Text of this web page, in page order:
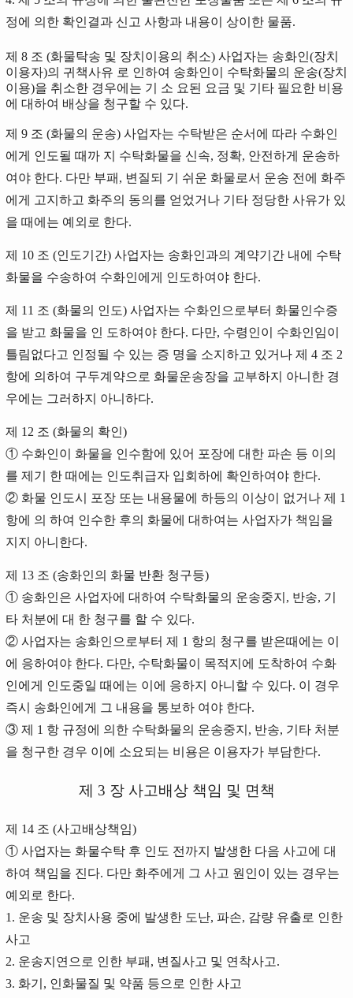
정에 의한 확인결과 신고 사항과 내용이 상이한 물품.
제 8 조 (화물탁송 및 장치이용의 취소) 사업자는 송화인(장치
이용자)의 귀책사유 로 인하여 송화인이 수탁화물의 운송(장치
이용)을 취소한 경우에는 기 소 요된 요금 및 기타 필요한 비용
에 대하여 배상을 청구할 수 있다.
제 9 조 (화물의 운송) 사업자는 수탁받은 순서에 따라 수화인
에게 인도될 때까 지 수탁화물을 신속, 정확, 안전하게 운송하
여야 한다. 다만 부패, 변질되 기 쉬운 화물로서 운송 전에 화주
에게 고지하고 화주의 동의를 얻었거나 기타 정당한 사유가 있
을 때에는 예외로 한다.
제 10 조 (인도기간) 사업자는 송화인과의 계약기간 내에 수탁
화물을 수송하여 수화인에게 인도하여야 한다.
제 11 조 (화물의 인도) 사업자는 수화인으로부터 화물인수증
을 받고 화물을 인 도하여야 한다. 다만, 수령인이 수화인임이
틀림없다고 인정될 수 있는 증 명을 소지하고 있거나 제 4 조 2
항에 의하여 구두계약으로 화물운송장을 교부하지 아니한 경
우에는 그러하지 아니하다.
제 12 조 (화물의 확인)
① 수화인이 화물을 인수함에 있어 포장에 대한 파손 등 이의
를 제기 한 때에는 인도취급자 입회하에 확인하여야 한다.
② 화물 인도시 포장 또는 내용물에 하등의 이상이 없거나 제 1
항에 의 하여 인수한 후의 화물에 대하여는 사업자가 책임을
지지 아니한다.
제 13 조 (송화인의 화물 반환 청구등)
① 송화인은 사업자에 대하여 수탁화물의 운송중지, 반송, 기
타 처분에 대 한 청구를 할 수 있다.
② 사업자는 송화인으로부터 제 1 항의 청구를 받은때에는 이
에 응하여야 한다. 다만, 수탁화물이 목적지에 도착하여 수화
인에게 인도중일 때에는 이에 응하지 아니할 수 있다. 이 경우
즉시 송화인에게 그 내용을 통보하 여야 한다.
③ 제 1 항 규정에 의한 수탁화물의 운송중지, 반송, 기타 처분
을 청구한 경우 이에 소요되는 비용은 이용자가 부담한다.
제 3 장 사고배상 책임 및 면책
제 14 조 (사고배상책임)
① 사업자는 화물수탁 후 인도 전까지 발생한 다음 사고에 대
하여 책임을 진다. 다만 화주에게 그 사고 원인이 있는 경우는
예외로 한다.
1. 운송 및 장치사용 중에 발생한 도난, 파손, 감량 유출로 인한
사고
2. 운송지연으로 인한 부패, 변질사고 및 연착사고.
3. 화기, 인화물질 및 약품 등으로 인한 사고